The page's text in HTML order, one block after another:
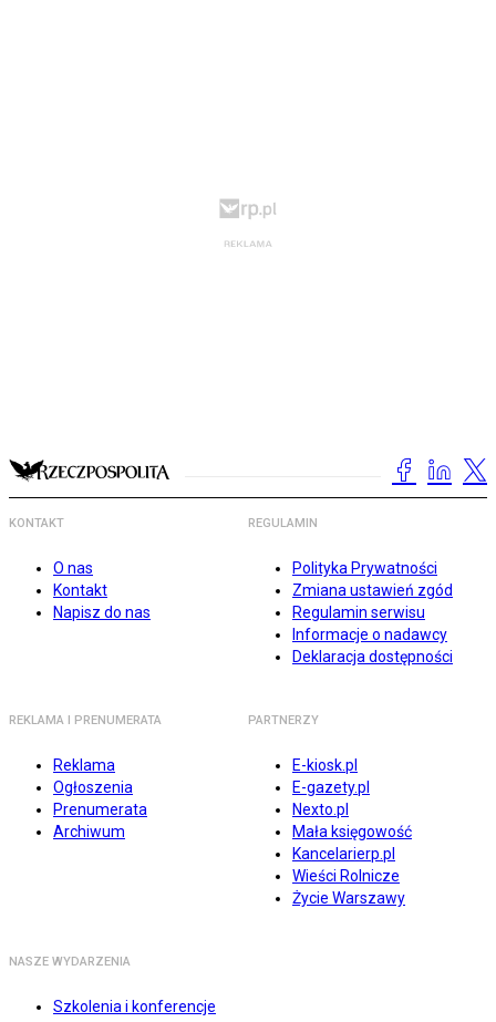
KONTAKT
O nas
Kontakt
Napisz do nas
REGULAMIN
Polityka Prywatności
Zmiana ustawień zgód
Regulamin serwisu
Informacje o nadawcy
Deklaracja dostępności
REKLAMA I PRENUMERATA
Reklama
Ogłoszenia
Prenumerata
Archiwum
PARTNERZY
E-kiosk.pl
E-gazety.pl
Nexto.pl
Mała księgowość
Kancelarierp.pl
Wieści Rolnicze
Życie Warszawy
NASZE WYDARZENIA
Szkolenia i konferencje